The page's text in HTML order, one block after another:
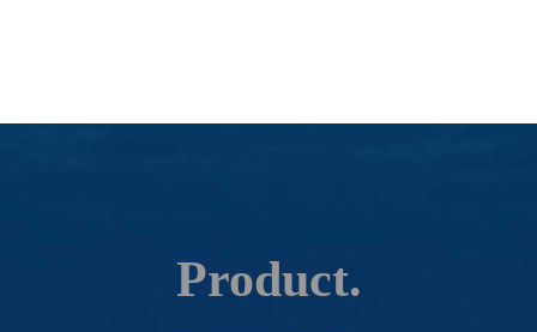
Product.